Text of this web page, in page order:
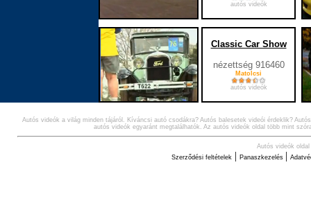
autós videók
Classic Car Show
nézettség 916460
Matolcsi
autós videók
Autós videók a világ minden tájáról. Kíváncsi autó csodákra? Autós balesetek videói érdeklik?
autós videók egyaránt megtalálhatók. Az autós videók oldal több mint
Autós videók oldal
Szerződési feltételek | Panaszkezelés |